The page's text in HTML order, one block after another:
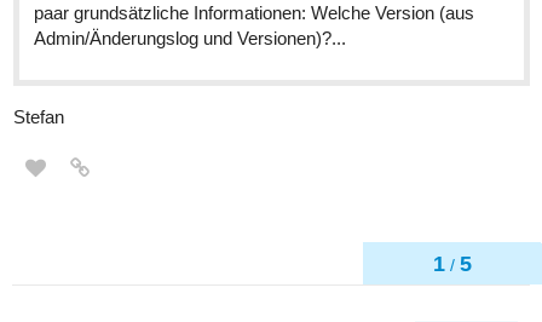
1 / 5
paar grundsätzliche Informationen: Welche Version (aus
Admin/Änderungslog und Versionen)?...
Stefan